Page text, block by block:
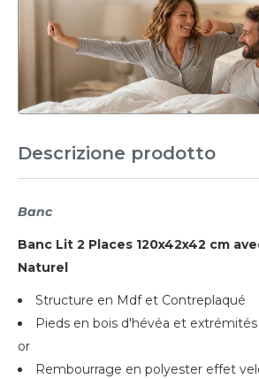
Descrizione prodotto
Banc
Banc Lit 2 Places 120x42x42 cm
Naturel
Structure en Mdf et Contreplaqué
Pieds en bois d'hévéa et
or
Rembourrage en polyester effet